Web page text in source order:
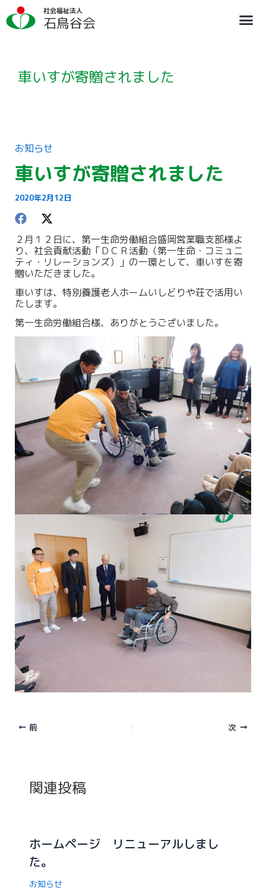
容
を
社会福祉法人
石鳥谷会
車いすが寄贈されました
お知らせ
車いすが寄贈されました
2020年2月12日
２月１２日に、第一生命労働組合盛岡営業職支部様よ
り、社会貢献活動「ＤＣＲ活動（第一生命・コミュニ
ティ・リレーションズ）」の一環として、車いすを寄
贈いただきました。
車いすは、特別養護老人ホームいしどりや荘で活用い
たします。
第一生命労働組合様、ありがとうございました。
前 次
関連投稿
ホームページ リニューアルしまし
た。
お知らせ
ア
ー
カ